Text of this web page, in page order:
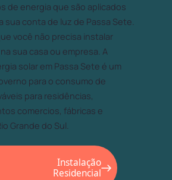
de energia que são aplicados
sua conta de luz de Passa Sete.
você não precisa instalar
sua casa ou empresa. A
solar em Passa Sete é um
para o consumo de
para residências,
comercios, fábricas e
Grande do Sul.
Instalação
Residencial